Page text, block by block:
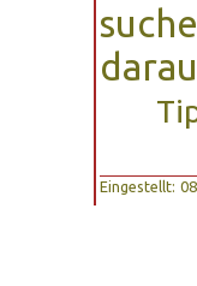
Eingestellt: